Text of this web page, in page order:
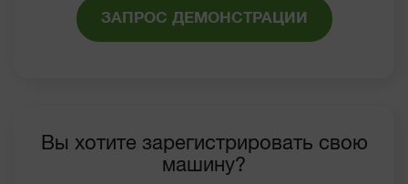
ЗАПРОС ДЕМОНСТРАЦИИ
Вы хотите зарегистрировать свою
машину?